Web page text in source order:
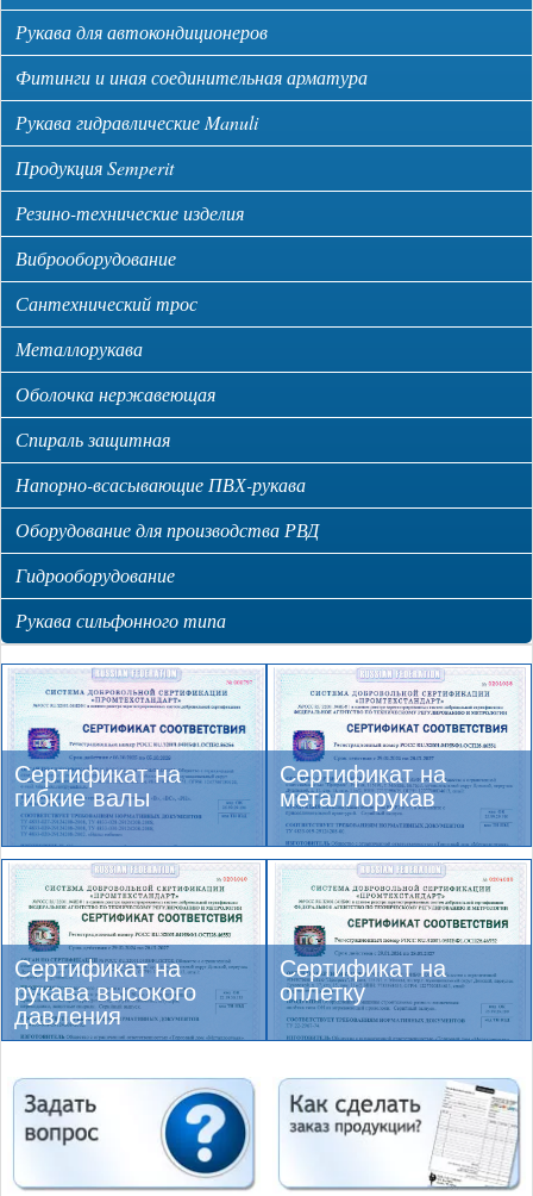
Рукава для автокондиционеров
Фитинги и иная соединительная арматура
Рукава гидравлические Manuli
Продукция Semperit
Резино-технические изделия
Виброоборудование
Сантехнический трос
Металлорукава
Оболочка нержавеющая
Спираль защитная
Напорно-всасывающие ПВХ-рукава
Оборудование для производства РВД
Гидрооборудование
Рукава сильфонного типа
Сертификат на
гибкие валы
Сертификат на
металлорукав
Сертификат на
рукава высокого
давления
Сертификат на
оплетку